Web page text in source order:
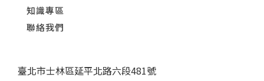
知識專區
聯絡我們
臺北市士林區延平北路六段481號